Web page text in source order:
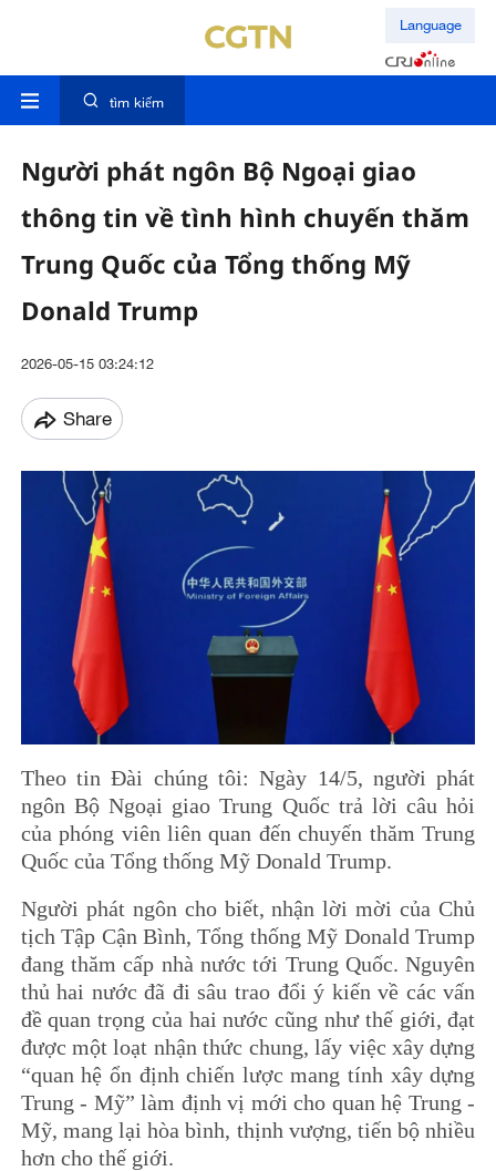
Language
tìm kiếm
Người phát ngôn Bộ Ngoại giao
thông tin về tình hình chuyến thăm
Trung Quốc của Tổng thống Mỹ
Donald Trump
2026-05-15 03:24:12
Share
Theo tin Đài chúng tôi: Ngày 14/5, người phát
ngôn Bộ Ngoại giao Trung Quốc trả lời câu hỏi
của phóng viên liên quan đến chuyến thăm Trung
Quốc của Tổng thống Mỹ Donald Trump.
Người phát ngôn cho biết, nhận lời mời của Chủ
tịch Tập Cận Bình, Tổng thống Mỹ Donald Trump
đang thăm cấp nhà nước tới Trung Quốc. Nguyên
thủ hai nước đã đi sâu trao đổi ý kiến về các vấn
đề quan trọng của hai nước cũng như thế giới, đạt
được một loạt nhận thức chung, lấy việc xây dựng
“quan hệ ổn định chiến lược mang tính xây dựng
Trung - Mỹ” làm định vị mới cho quan hệ Trung -
Mỹ, mang lại hòa bình, thịnh vượng, tiến bộ nhiều
hơn cho thế giới.